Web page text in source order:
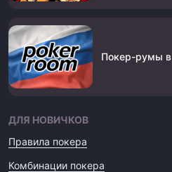
Покер-румы в
ДЛЯ НОВИЧКОВ
Правила покера
Комбинации покера